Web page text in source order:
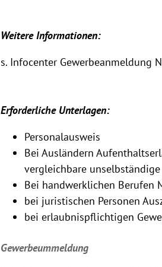
Weitere Informationen:
s. Infocenter Gewerbeanmeldung
Erforderliche Unterlagen:
Personalausweis
Bei Ausländern
vergleichbare
Bei handwerklichen Berufen
bei juristischen Personen
bei erlaubnispflichtigen
Gewerbeummeldung